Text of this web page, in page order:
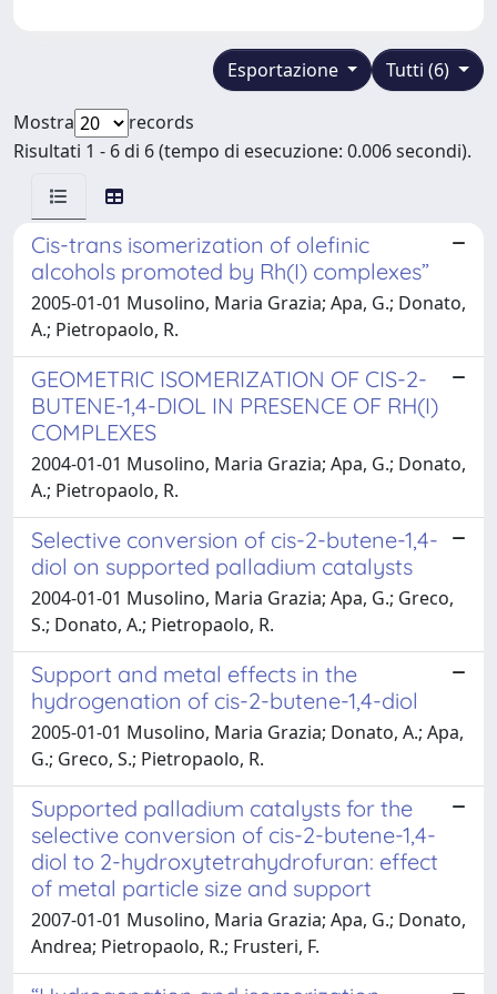
Tutti (6)
Esportazione
Mostra
records
Risultati 1 - 6 di 6 (tempo di esecuzione: 0.006 secondi).
Cis-trans isomerization of olefinic
alcohols promoted by Rh(I) complexes”
2005-01-01 Musolino, Maria Grazia; Apa, G.; Donato,
A.; Pietropaolo, R.
GEOMETRIC ISOMERIZATION OF CIS-2-
BUTENE-1,4-DIOL IN PRESENCE OF RH(I)
COMPLEXES
2004-01-01 Musolino, Maria Grazia; Apa, G.; Donato,
A.; Pietropaolo, R.
Selective conversion of cis-2-butene-1,4-
diol on supported palladium catalysts
2004-01-01 Musolino, Maria Grazia; Apa, G.; Greco,
S.; Donato, A.; Pietropaolo, R.
Support and metal effects in the
hydrogenation of cis-2-butene-1,4-diol
2005-01-01 Musolino, Maria Grazia; Donato, A.; Apa,
G.; Greco, S.; Pietropaolo, R.
Supported palladium catalysts for the
selective conversion of cis-2-butene-1,4-
diol to 2-hydroxytetrahydrofuran: effect
of metal particle size and support
2007-01-01 Musolino, Maria Grazia; Apa, G.; Donato,
Andrea; Pietropaolo, R.; Frusteri, F.